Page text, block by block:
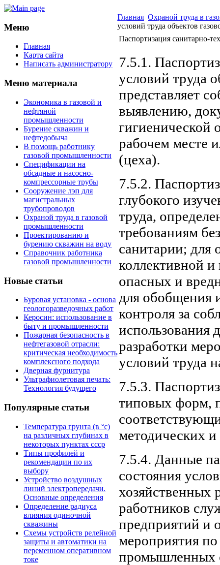
Меню
Главная
Карта сайта
Написать администратору
Меню материала
Экономика в газовой и
нефтяной
промышленности
Бурение скважин и
нефтедобыча
В помощь работнику
газовой промышленности
Спецификации на
обсадные и насосно-
компрессорные трубы
Сооружение лэп для
магистральных
трубопроводов
Охраной труда в газовой
промышленности
Проектированию и
бурению скважин на воду
Справочник работника
газовой промышленности
Новые статьи
Буровая установка - основа
геологоразведочных работ
Керосин: использование в
быту и промышленности
Пожарная безопасность в
нефтегазовой отрасли:
критическая необходимость
комплексного подхода
Дверная фурнитура
Ультрафиолетовая печать:
Технология будущего
Популярные статьи
Температура грунта (в °с)
на различных глубинах в
некоторых пунктах ссср
Типы профилей и
рекомендации по их
выбору
Устройство воздушных
линий электропередачи.
Основные определения
Определение радиуса
влияния одиночной
скважины
Схемы устройств релейной
защиты и автоматики на
переменном оперативном
токе
Главная Охраной труда в
условий труда объектов
Паспортизация санитарно-
7.5.1.
условий труда
представляет
выявлению,
гигиенической
рабочем месте
(цеха).
7.5.2.
глубокого
труда,
требованиям
санитарии; для
коллективной
опасных и
для обобщения
контроля за
использования
разработки
условий труда
7.5.3.
типовых форм,
методических
7.5.4. Данные
состояния
хозяйственных
работников
предприятий и
мероприятия
промышленных